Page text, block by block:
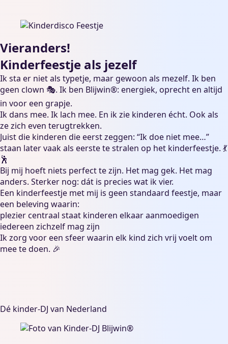
Vieranders!
Kinderfeestje als jezelf
Ik sta er niet als typetje, maar gewoon als mezelf. Ik ben
geen clown 🎭. Ik ben Blijwin®: energiek, oprecht en altijd
in voor een grapje.
Ik dans mee. Ik lach mee. En ik zie kinderen écht. Ook als
ze zich even terugtrekken.
Juist die kinderen die eerst zeggen: “Ik doe niet mee…”
staan later vaak als eerste te stralen op het kinderfeestje. 💃
🕺
Bij mij hoeft niets perfect te zijn. Het mag gek. Het mag
anders. Sterker nog: dát is precies wat ik vier.
Een kinderfeestje met mij is geen standaard feestje, maar
een beleving waarin:
plezier centraal staat kinderen elkaar aanmoedigen
iedereen zichzelf mag zijn
Ik zorg voor een sfeer waarin elk kind zich vrij voelt om
mee te doen. 🎉
Dé kinder-DJ van Nederland